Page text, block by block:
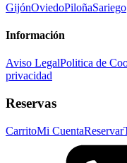
GijónOviedoPiloñaSariego
Información
Aviso LegalPolitica de
privacidad
Reservas
CarritoMi CuentaReservar